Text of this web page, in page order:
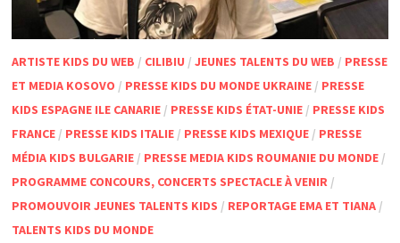
ARTISTE KIDS DU WEB / CILIBIU / JEUNES TALENTS DU WEB / PRESSE
ET MEDIA KOSOVO / PRESSE KIDS DU MONDE UKRAINE/ PRESSE
KIDS ESPAGNE ILE CANARIE/ PRESSE KIDS ÉTAT-UNIE/ PRESSE KIDS
FRANCE/ PRESSE KIDS ITALIE/ PRESSE KIDS MEXIQUE/ PRESSE
MÉDIA KIDS BULGARIE/ PRESSE MEDIA KIDS ROUMANIE DU MONDE/
PROGRAMME CONCOURS, CONCERTS SPECTACLE À VENIR/
PROMOUVOIR JEUNES TALENTS KIDS / REPORTAGE EMA ET TIANA/
TALENTS KIDS DU MONDE